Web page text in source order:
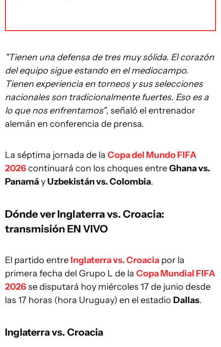
"Tienen una defensa de tres muy sólida. El corazón
del equipo sigue estando en el mediocampo.
Tienen experiencia en torneos y sus selecciones
nacionales son tradicionalmente fuertes. Eso es a
lo que nos enfrentamos", señaló el entrenador
alemán en conferencia de prensa.
La séptima jornada de la Copa del Mundo FIFA
2026continuará con los choques entreGhana vs.
PanamáyUzbekistán vs. Colombia.
Dónde ver Inglaterra vs. Croacia:
transmisión EN VIVO
El partido entre Inglaterra vs. Croacia por la
primera fecha del Grupo L de la Copa Mundial FIFA
2026se disputará hoy miércoles 17 de junio desde
las 17 horas (hora Uruguay) en el estadio Dallas.
Inglaterra vs. Croacia